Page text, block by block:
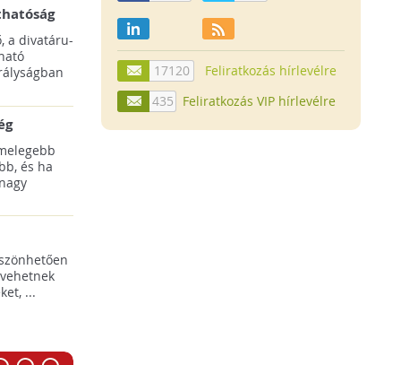
a divatáru-
és ha
...
17120
Feliratkozás hírlevélre
435
Feliratkozás VIP hírlevélre